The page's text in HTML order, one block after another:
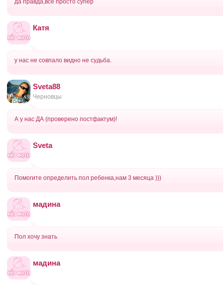
да правда,все просто супер
Катя
у нас не совпало видно не судьба.
Sveta88
Черновцы
А у нас ДА (проверено постфактум)!
Sveta
Помогите определить пол ребенка,нам 3 месяца )))
мадина
Пол хочу знать
мадина